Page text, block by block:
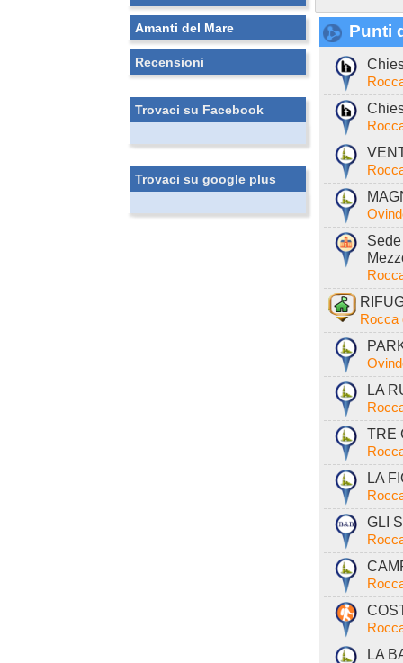
Amanti del Mare
Recensioni
Trovaci su Facebook
Trovaci su google plus
Punti
Rocca
LA
TRE
LA
GLI
LA